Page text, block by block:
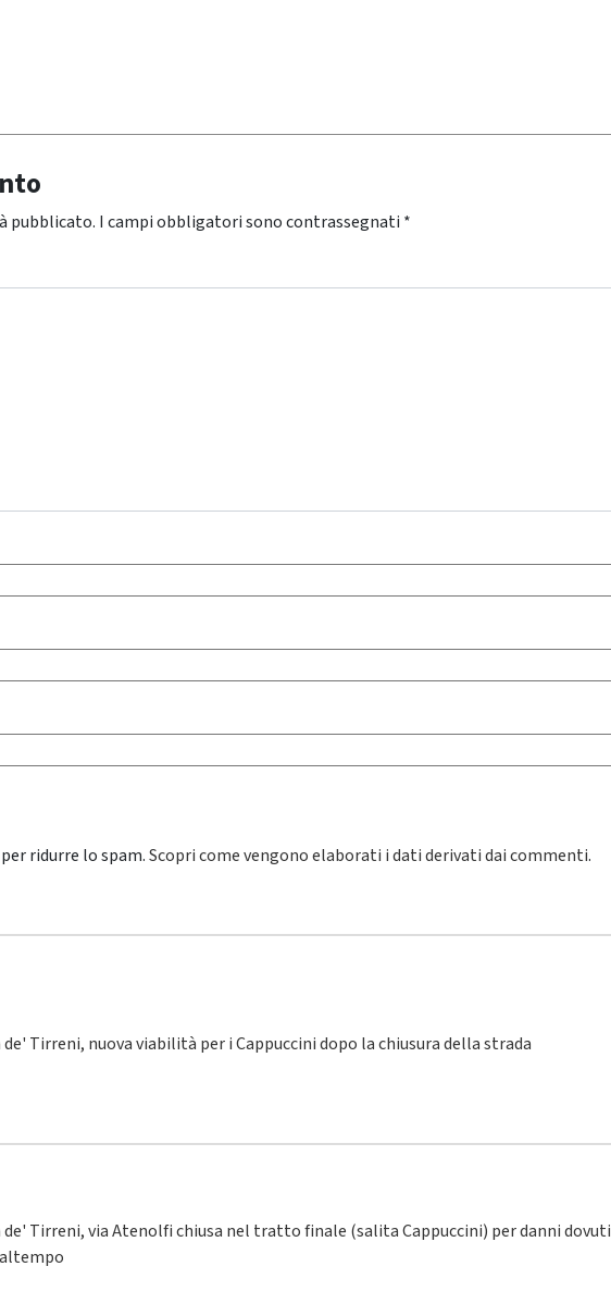
pubblicato. I campi obbligatori sono contrassegnati *
ridurre lo spam.Scopri come vengono elaborati i dati derivati dai commenti.
de' Tirreni, nuova viabilità per i Cappuccini dopo la chiusura della strada
de' Tirreni, via Atenolfi chiusa nel tratto finale (salita Cappuccini) per danni dovuti